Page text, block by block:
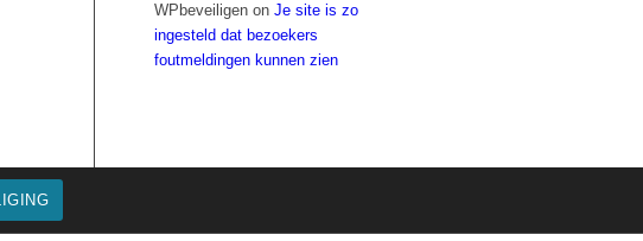
WPbeveiligen onJe site is zo
ingesteld dat bezoekers
foutmeldingen kunnen zien